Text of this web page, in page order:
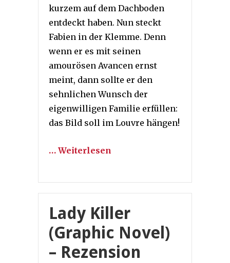
kurzem auf dem Dachboden
entdeckt haben. Nun steckt
Fabien in der Klemme. Denn
wenn er es mit seinen
amourösen Avancen ernst
meint, dann sollte er den
sehnlichen Wunsch der
eigenwilligen Familie erfüllen:
das Bild soll im Louvre hängen!
… Weiterlesen
Lady Killer
(Graphic Novel)
– Rezension